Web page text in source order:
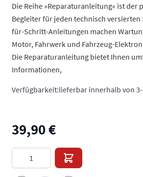
Die Reihe »Reparaturanleitung« ist der
Begleiter für jeden technisch
für-Schritt-Anleitungen machen
Motor, Fahrwerk und Fahrzeug-
Die Reparaturanleitung bietet Ihnen
Informationen,
Verfügbarkeit:lieferbar innerhalb von 3-
39,90 €
Menge